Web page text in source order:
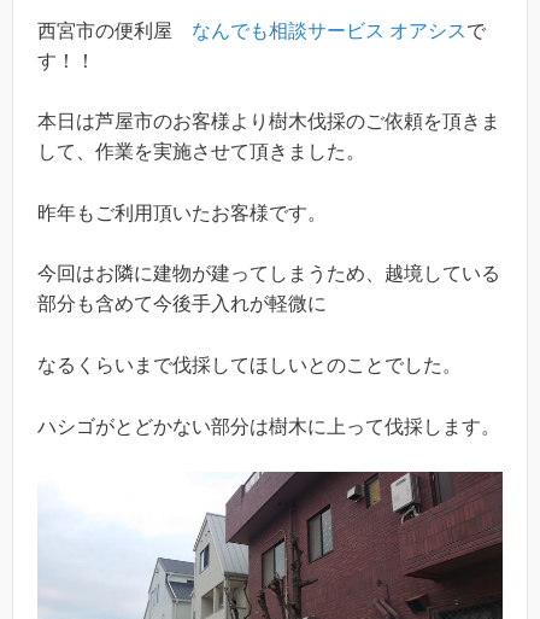
西宮市の便利屋 なんでも相談サービス オアシスで
す！！
本日は芦屋市のお客様より樹木伐採のご依頼を頂きま
して、作業を実施させて頂きました。
昨年もご利用頂いたお客様です。
今回はお隣に建物が建ってしまうため、越境している
部分も含めて今後手入れが軽微に
なるくらいまで伐採してほしいとのことでした。
ハシゴがとどかない部分は樹木に上って伐採します。